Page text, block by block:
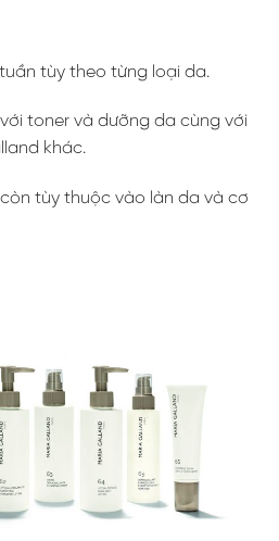
tùy theo từng loại da.
toner và dưỡng da cùng với
khác.
tùy thuộc vào làn da và cơ